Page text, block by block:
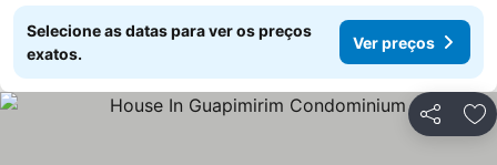
Selecione as datas para ver os preços
exatos.
Ver preços
Partilhar